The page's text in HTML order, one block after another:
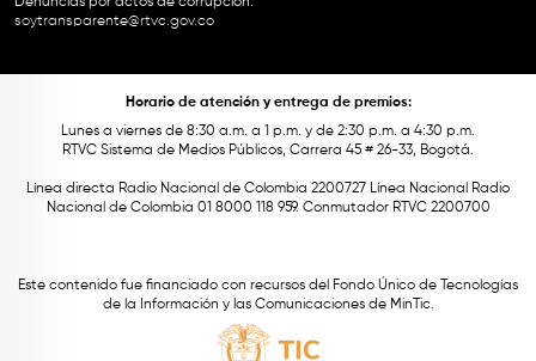
soytransparente@rtvc.gov.co
Horario de atención y entrega de premios:
Lunes a viernes de 8:30 a.m. a 1 p.m. y de 2:30 p.m. a 4:30 p.m.
RTVC Sistema de Medios Públicos, Carrera 45 # 26-33, Bogotá.
Línea directa Radio Nacional de Colombia 2200727 Línea Nacional Radio
Nacional de Colombia 01 8000 118 959. Conmutador RTVC 2200700
Este contenido fue financiado con recursos del Fondo Único de Tecnologías
de la Información y las Comunicaciones de MinTic.